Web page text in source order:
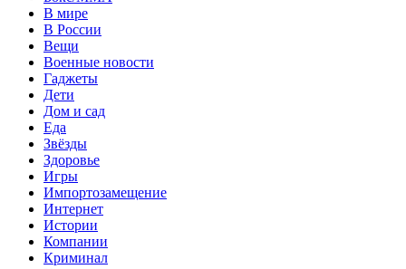
В мире
В России
Вещи
Военные новости
Гаджеты
Дети
Дом и сад
Еда
Звёзды
Здоровье
Игры
Импортозамещение
Интернет
Истории
Компании
Криминал